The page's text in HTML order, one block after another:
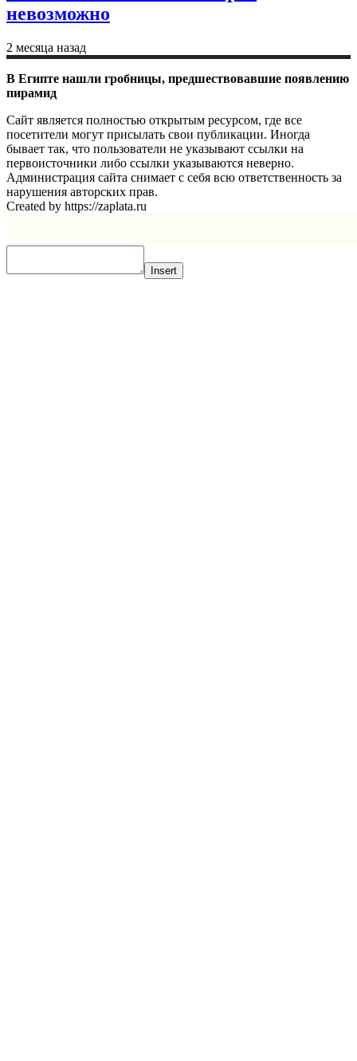
невозможно
2 месяца назад
В Египте нашли гробницы, предшествовавшие появлению
пирамид
Сайт является полностью открытым ресурсом, где все
посетители могут присылать свои публикации. Иногда
бывает так, что пользователи не указывают ссылки на
первоисточники либо ссылки указываются неверно.
Администрация сайта снимает с себя всю ответственность за
нарушения авторских прав.
Created by https://zaplata.ru
Insert